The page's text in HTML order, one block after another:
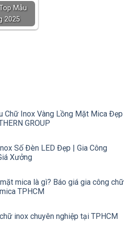
Mẫu
2025
Chữ Inox Vàng Lồng Mặt Mica Đẹp
GROUP
Số Đèn LED Đẹp | Gia Công
Xưởng
mica là gì? Báo giá gia công chữ
TPHCM
inox chuyên nghiệp tại TPHCM